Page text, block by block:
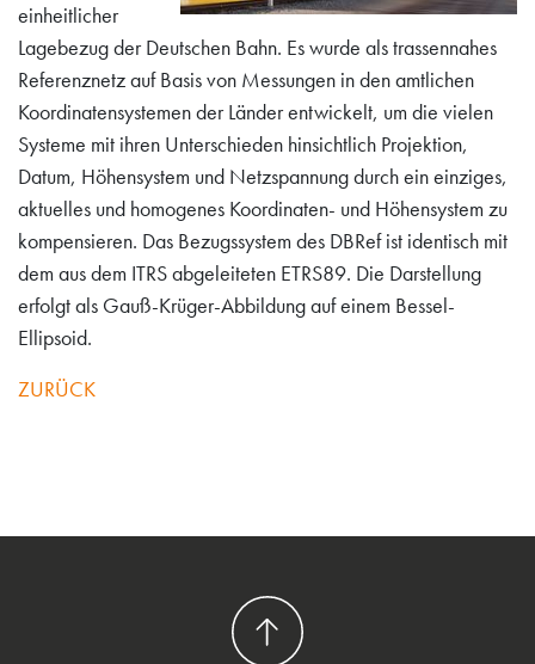
einheitlicher
Lagebezug der Deutschen Bahn. Es wurde als trassennahes
Referenznetz auf Basis von Messungen in den amtlichen
Koordinatensystemen der Länder entwickelt, um die vielen
Systeme mit ihren Unterschieden hinsichtlich Projektion,
Datum, Höhensystem und Netzspannung durch ein einziges,
aktuelles und homogenes Koordinaten- und Höhensystem zu
kompensieren. Das Bezugssystem des DBRef ist identisch mit
dem aus dem ITRS abgeleiteten ETRS89. Die Darstellung
erfolgt als Gauß-Krüger-Abbildung auf einem Bessel-
Ellipsoid.
ZURÜCK